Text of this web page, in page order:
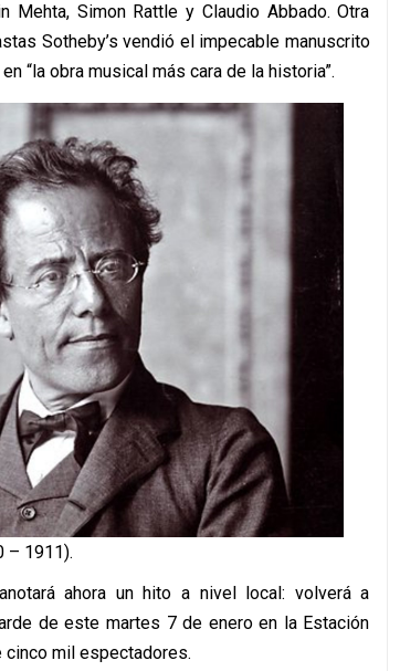
Mehta, Simon Rattle y Claudio Abbado. Otra
Sotheby’s vendió el impecable manuscrito
“la obra musical más cara de la historia”.
– 1911).
ahora un hito a nivel local: volverá a
de este martes 7 de enero en la Estación
cinco mil espectadores.